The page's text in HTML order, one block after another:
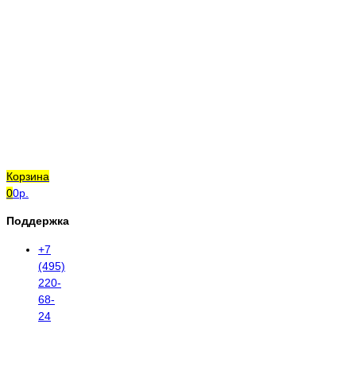
Корзина
00р.
Поддержка
+7
(495)
220-
68-
24